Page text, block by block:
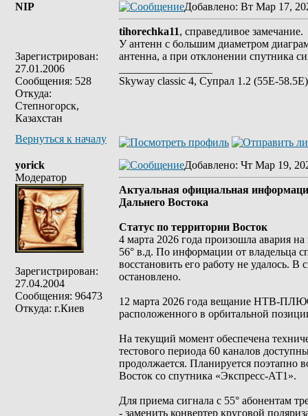
NIP
Зарегистрирован:
27.01.2006
Сообщения: 528
Откуда:
Степногорск,
Казахстан
Добавлено: Вт Мар 17,
tihorechka11, справедливое замечание.
У антенн с большим диаметром
антенна, а при отклонении спутника
Skyway classic 4, Супрал 1.2 (55E-
Вернуться к началу
yorick
Модератор
Зарегистрирован:
27.04.2004
Сообщения: 96473
Откуда: г.Киев
Добавлено: Чт Мар 19,
Актуальная официальная
Дальнего Востока
Статус по территории Восток
4 марта 2026 года произошла авария
56° в.д. По информации от
восстановить его работу не
остановлено.
12 марта 2026 года вещание НТВ-
расположенного в орбитальной
На текущий момент обеспечена
тестового периода 60 каналов
продолжается. Планируется поэтапно
Восток со спутника «Экспресс-АТ1».
Для приема сигнала с 55° абонентам
- заменить конвертер круговой